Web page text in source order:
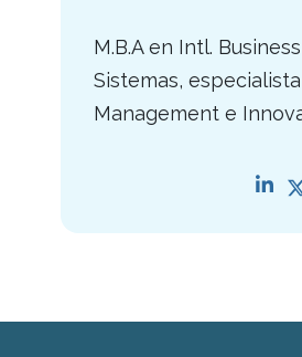
M.B.A en Intl.
Sistemas,
Management e